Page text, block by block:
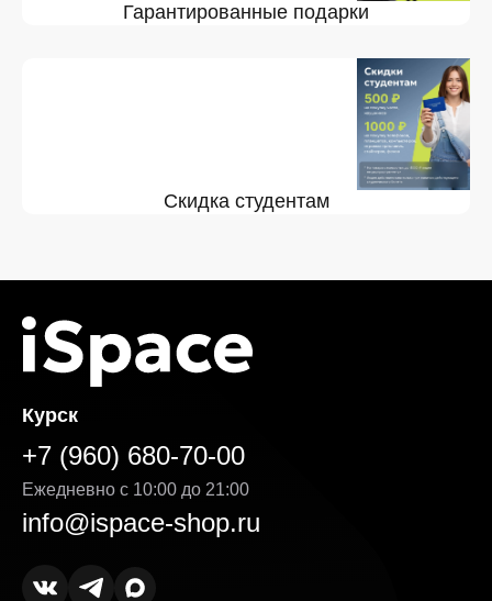
Гарантированные подарки
Скидка студентам
Курск
+7 (960) 680-70-00
Ежедневно с 10:00 до 21:00
info@ispace-shop.ru